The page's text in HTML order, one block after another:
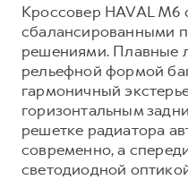
Коллекция Детская
Кроссовер HAVAL M6
сбалансированными
решениями. Плавные
рельефной формой
гармоничный
горизонтальным
решетке радиатора
современно, а
светодиодной